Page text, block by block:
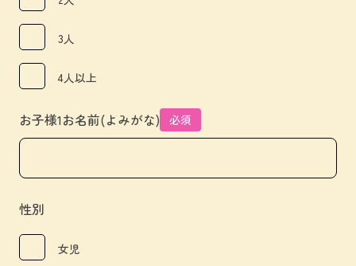
3人
4人以上
お子様1お名前(よみがな) 必須
性別
女児